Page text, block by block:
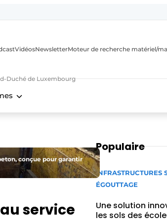
Duché de Luxembourg
VidéosNewsletterMoteur de recherche matériel/
conçue pour garantir
service
Populaire
INFRASTRUCTURES
ÉGOUTTAGE
Une solution
les sols des